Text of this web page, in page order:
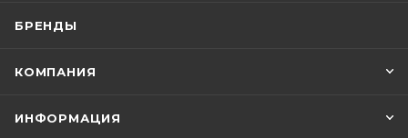
БРЕНДЫ
КОМПАНИЯ
ИНФОРМАЦИЯ